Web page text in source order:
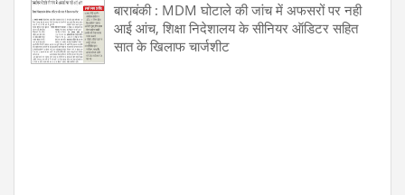
बाराबंकी : MDM घोटाले की जांच में अफसरों पर नही
आई आंच, शिक्षा निदेशालय के सीनियर ऑडिटर सहित
सात के खिलाफ चार्जशीट